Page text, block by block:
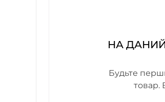
НА
Будьте
товар.